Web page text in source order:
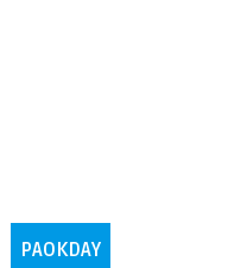
PAOKDAY